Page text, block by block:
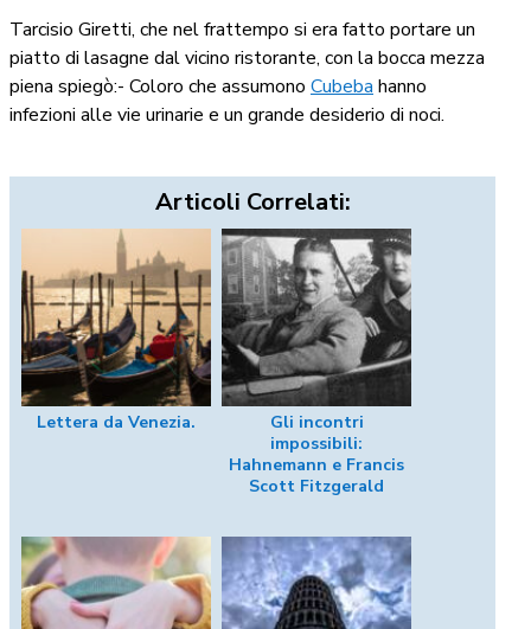
Tarcisio Giretti, che nel frattempo si era fatto portare un
piatto di lasagne dal vicino ristorante, con la bocca mezza
piena spiegò:- Coloro che assumono Cubeba hanno
infezioni alle vie urinarie e un grande desiderio di noci.
Articoli Correlati:
Lettera da Venezia.
Gli incontri
impossibili:
Hahnemann e Francis
Scott Fitzgerald